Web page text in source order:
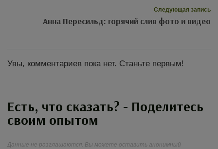
Следующая запись
Анна Пересильд: горячий слив фото и видео
Увы, комментариев пока нет. Станьте первым!
Есть, что сказать? - Поделитесь
своим опытом
Данные не разглашаются. Вы можете оставить анонимный